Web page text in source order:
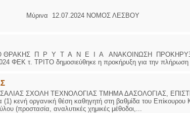
Μύρινα 12.07.2024 ΝΟΜΟΣ ΛΕΣΒΟΥ
ΘΡΑΚΗΣ Π Ρ Υ Τ Α Ν Ε Ι Α ΑΝΑΚΟΙΝΩΣΗ
ΦΕΚ τ. ΤΡΙΤΟ δημοσιεύθηκε η προκήρυξη για την πλήρωση
ΣΧΟΛΗ ΤΕΧΝΟΛΟΓΙΑΣ ΤΜΗΜΑ ΔΑΣΟΛΟΓΙΑΣ,
κενή οργανική θέση καθηγητή στη βαθμίδα του Επίκουρου
(προστασία, αναλυτικές χημικές μέθοδοι,...